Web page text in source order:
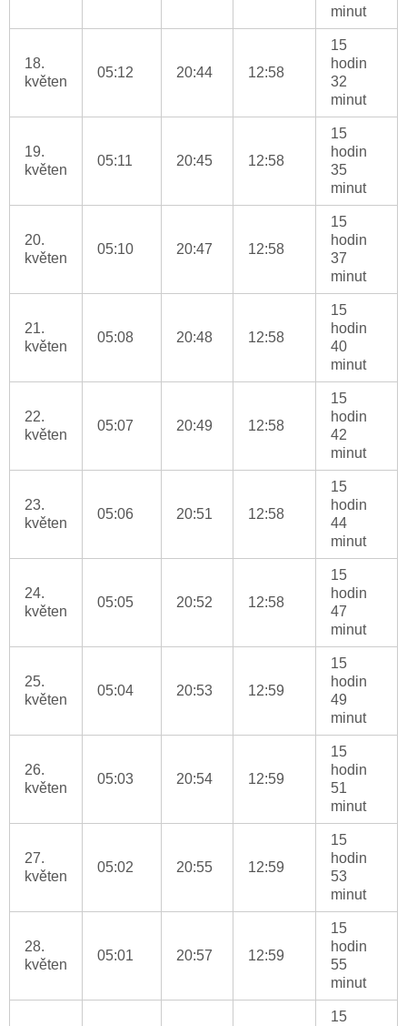
minut
18.
květen
05:12 20:44 12:58
15
hodin
32
minut
19.
květen
05:11 20:45 12:58
15
hodin
35
minut
20.
květen
05:10 20:47 12:58
15
hodin
37
minut
21.
květen
05:08 20:48 12:58
15
hodin
40
minut
22.
květen
05:07 20:49 12:58
15
hodin
42
minut
23.
květen
05:06 20:51 12:58
15
hodin
44
minut
24.
květen
05:05 20:52 12:58
15
hodin
47
minut
25.
květen
05:04 20:53 12:59
15
hodin
49
minut
26.
květen
05:03 20:54 12:59
15
hodin
51
minut
27.
květen
05:02 20:55 12:59
15
hodin
53
minut
28.
květen
05:01 20:57 12:59
15
hodin
55
minut
15